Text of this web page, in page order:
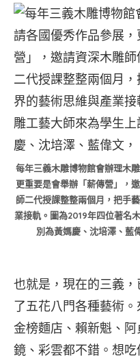
香
林
國
瑋。
灣。
（陳
志
攝）
的
麗
椅
子。
俱
～
複
木
材。
張
熒
淼。
（陳
志
東
攝）
換
後
才
產
的
新
方
用
撿
回
來
的
看
人
生，
才
發
每年三義木雕博物館會辦理木
更重要是會舉辦「薪傳營」，
師二代授課整整兩個月，把手
業接軌。圖為2019年四位著名
別為黃媽慶、沈培澤、藍
也就是，現在的三義
了五花八門各種藝術
金榜麵店、賴新魁、
鏡、彩雲都不錯。想